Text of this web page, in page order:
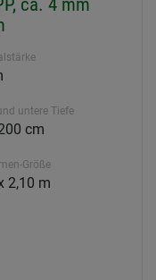
ca. 4 mm
untere Tiefe
cm
Größe
2,10 m